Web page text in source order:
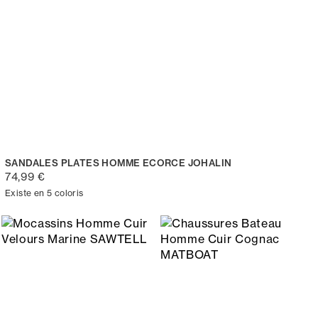
SANDALES PLATES HOMME ECORCE JOHALIN
74,99 €
Existe en 5 coloris